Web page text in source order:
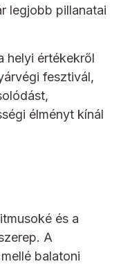
legjobb pillanatai
helyi értékekről
fesztivál,
élményt kínál
és a
A
balatoni